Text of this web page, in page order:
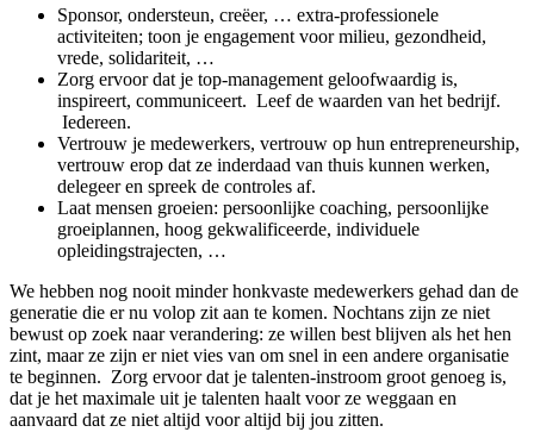
Sponsor, ondersteun, creëer, … extra-professionele
activiteiten; toon je engagement voor milieu, gezondheid,
vrede, solidariteit, …
Zorg ervoor dat je top-management geloofwaardig is,
inspireert, communiceert. Leef de waarden van het bedrijf.
Iedereen.
Vertrouw je medewerkers, vertrouw op hun entrepreneurship,
vertrouw erop dat ze inderdaad van thuis kunnen werken,
delegeer en spreek de controles af.
Laat mensen groeien: persoonlijke coaching, persoonlijke
groeiplannen, hoog gekwalificeerde, individuele
opleidingstrajecten, …
We hebben nog nooit minder honkvaste medewerkers gehad dan de
generatie die er nu volop zit aan te komen. Nochtans zijn ze niet
bewust op zoek naar verandering: ze willen best blijven als het hen
zint, maar ze zijn er niet vies van om snel in een andere organisatie
te beginnen. Zorg ervoor dat je talenten-instroom groot genoeg is,
dat je het maximale uit je talenten haalt voor ze weggaan en
aanvaard dat ze niet altijd voor altijd bij jou zitten.